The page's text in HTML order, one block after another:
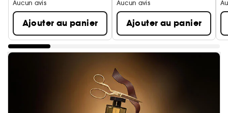
Aucun avis
Ajouter au panier
Aucun avis
Ajouter au panier